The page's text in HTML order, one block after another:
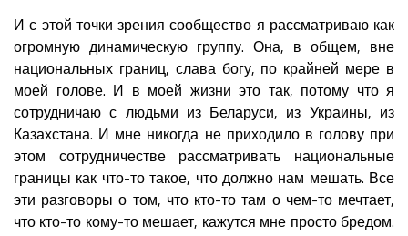
И с этой точки зрения сообщество я рассматриваю как
огромную динамическую группу. Она, в общем, вне
национальных границ, слава богу, по крайней мере в
моей голове. И в моей жизни это так, потому что я
сотрудничаю с людьми из Беларуси, из Украины, из
Казахстана. И мне никогда не приходило в голову при
этом сотрудничестве рассматривать национальные
границы как что-то такое, что должно нам мешать. Все
эти разговоры о том, что кто-то там о чем-то мечтает,
что кто-то кому-то мешает, кажутся мне просто бредом.